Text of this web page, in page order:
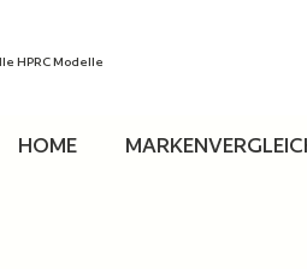
HPRC Modelle
HOME